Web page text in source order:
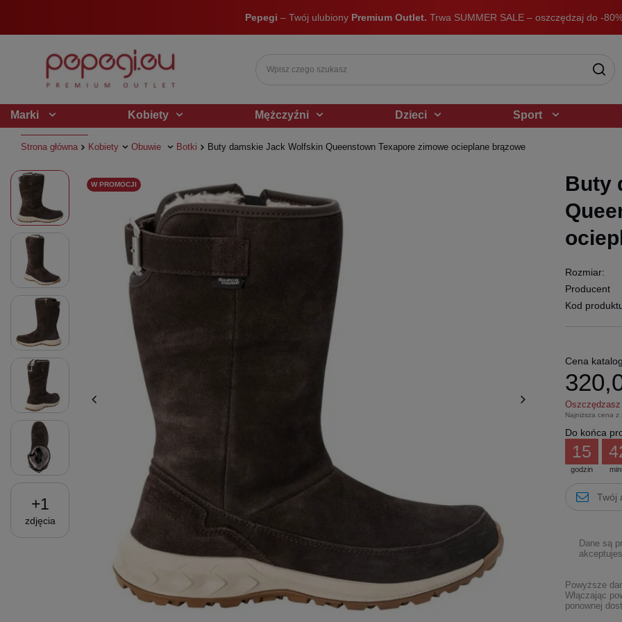
Pepegi – Twój ulubiony Premium Outlet. Trwa SUMMER SALE – oszczędzaj do -
Marki Kobiety Mężczyźni Dzieci Sport
Strona główna Kobiety Obuwie Botki Buty damskie Jack Wolfskin Queenstown Texapore zimowe ocieplane brązowe
+1
zdjęcia
W PROMOCJI
Buty
Rozmiar:
Producent
Kod
Cena
Najniższa cena
Do końca
godzin
15
Dane są
Powyższe
Włączając
ponownej